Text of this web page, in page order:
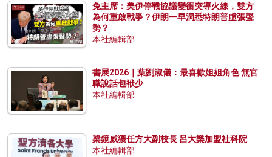
兔主席：美伊停戰協議變衝突導火線，雙方
為何重啟戰爭？伊朗一早洞悉特朗普虛張聲
勢？
本社編輯部
書展2026｜葉劉淑儀：最喜歡姐姐角色 無官
職說話包袱少
本社編輯部
梁鏡威獲任方大副校長 呂大樂加盟社科院
本社編輯部